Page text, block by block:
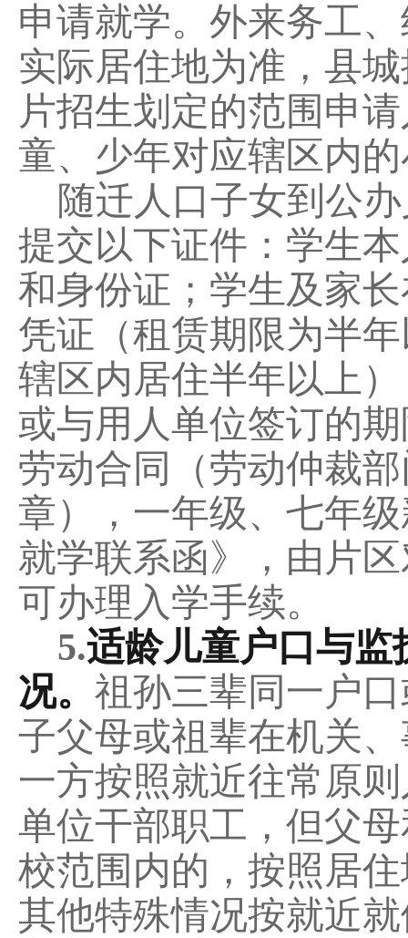
申请就学。外来务工
实际居住地为准，县
片招生划定的范围申
童、少年对应辖区内
随迁人口子女到公
提交以下证件：学生
和身份证；学生及家
凭证（租赁期限为半
辖区内居住半年以上
或与用人单位签订的
劳动合同（劳动仲裁
章），一年级、七年
就学联系函》，由片
可办理入学手续。
5.适龄儿童户口与监
况。 祖孙三辈同一户
子父母或祖辈在机关
一方按照就近往常原
单位干部职工，但父
校范围内的，按照居
其他特殊情况按就近